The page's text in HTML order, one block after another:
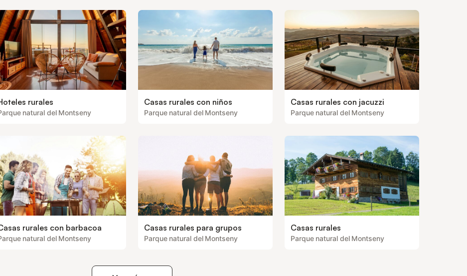
rurales
natural del Montseny
Casas rurales con niños
Parque natural del Montseny
Casas rurales con jacuzzi
Parque natural del Montseny
rurales con barbacoa
natural del Montseny
Casas rurales para grupos
Parque natural del Montseny
Casas rurales
Parque natural del Montseny